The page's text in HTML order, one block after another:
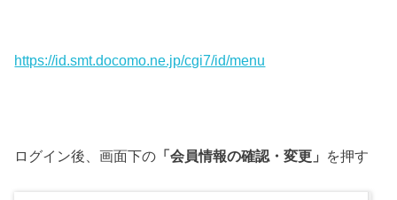
https://id.smt.docomo.ne.jp/cgi7/id/menu
ログイン後、画面下の 「会員情報の確認・変更」 を押す